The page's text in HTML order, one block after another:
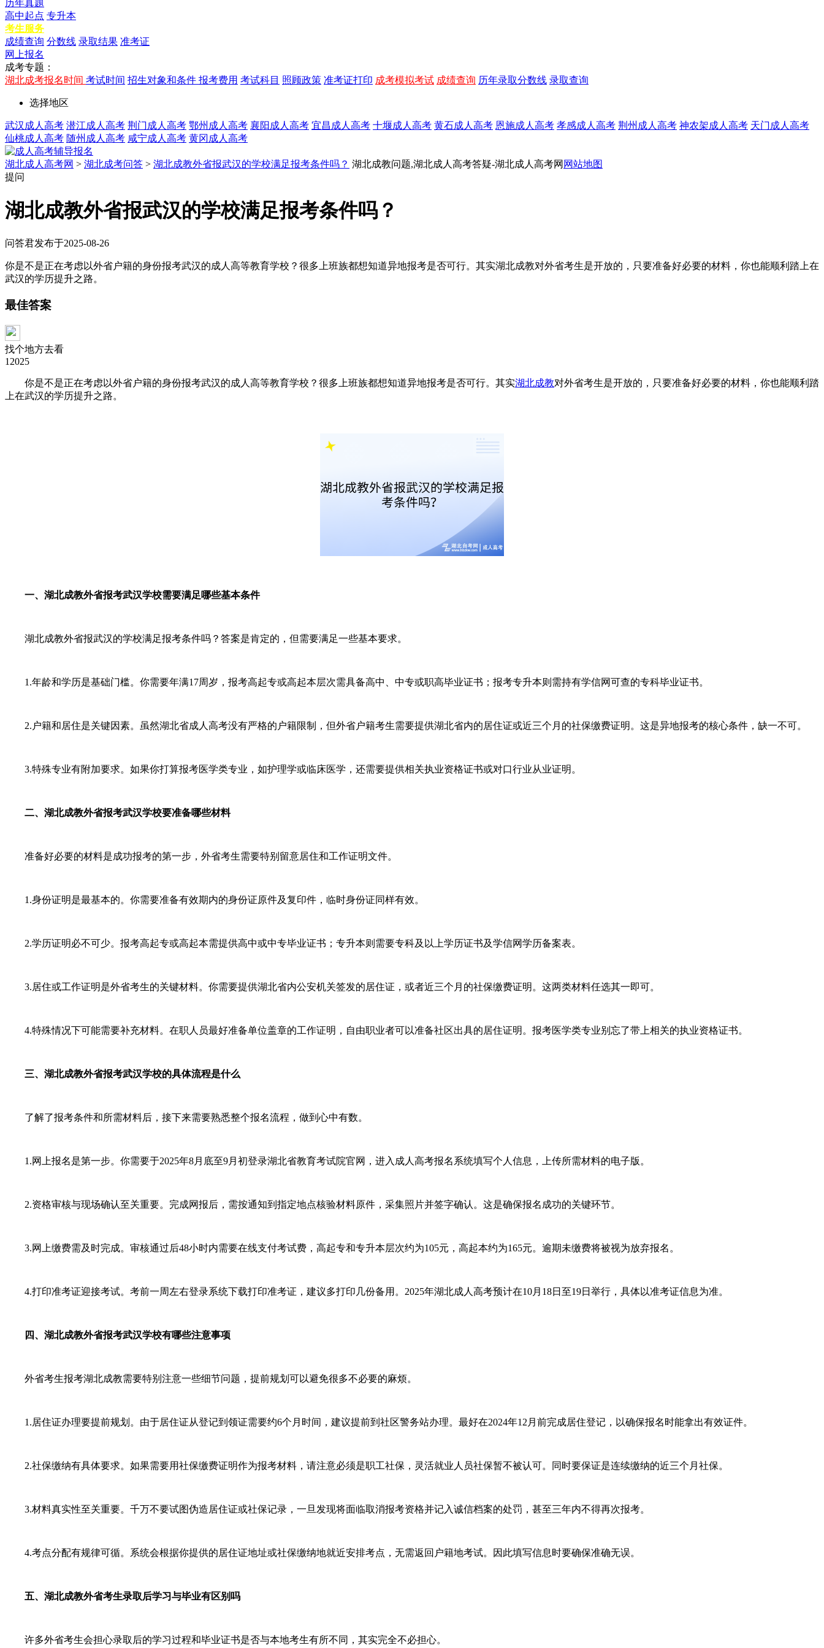
历年真题
高中起点 专升本
考生服务
成绩查询 分数线 录取结果 准考证
网上报名
成考专题：
湖北成考报名时间 考试时间 招生对象和条件 报考费用 考试科目 照顾政策 准考证打印 成考模拟考试 成绩查询 历年录取分数线 录取查询
选择地区
武汉成人高考 潜江成人高考 荆门成人高考 鄂州成人高考 襄阳成人高考 宜昌成人高考 十堰成人高考 黄石成人高考 恩施成人高考 孝感成人高考 荆州成人高考 神农架成人高考 天门成人高考
仙桃成人高考 随州成人高考 咸宁成人高考 黄冈成人高考
湖北成人高考网 > 湖北成考问答 > 湖北成教外省报武汉的学校满足报考条件吗？ 湖北成教问题,湖北成人高考答疑-湖北成人高考网 网站地图
提问
湖北成教外省报武汉的学校满足报考条件吗？
问答君发布于2025-08-26
你是不是正在考虑以外省户籍的身份报考武汉的成人高等教育学校？很多上班族都想知道异地报考是否可行。其实湖北成教对外省考生是开放的，只要准备好必要的材料，你也能顺利踏上在
武汉的学历提升之路。
最佳答案
找个地方去看
12025
你是不是正在考虑以外省户籍的身份报考武汉的成人高等教育学校？很多上班族都想知道异地报考是否可行。其实湖北成教对外省考生是开放的，只要准备好必要的材料，你也能顺利踏
上在武汉的学历提升之路。
一、湖北成教外省报考武汉学校需要满足哪些基本条件
湖北成教外省报武汉的学校满足报考条件吗？答案是肯定的，但需要满足一些基本要求。
1.年龄和学历是基础门槛。你需要年满17周岁，报考高起专或高起本层次需具备高中、中专或职高毕业证书；报考专升本则需持有学信网可查的专科毕业证书。
2.户籍和居住是关键因素。虽然湖北省成人高考没有严格的户籍限制，但外省户籍考生需要提供湖北省内的居住证或近三个月的社保缴费证明。这是异地报考的核心条件，缺一不可。
3.特殊专业有附加要求。如果你打算报考医学类专业，如护理学或临床医学，还需要提供相关执业资格证书或对口行业从业证明。
二、湖北成教外省报考武汉学校要准备哪些材料
准备好必要的材料是成功报考的第一步，外省考生需要特别留意居住和工作证明文件。
1.身份证明是最基本的。你需要准备有效期内的身份证原件及复印件，临时身份证同样有效。
2.学历证明必不可少。报考高起专或高起本需提供高中或中专毕业证书；专升本则需要专科及以上学历证书及学信网学历备案表。
3.居住或工作证明是外省考生的关键材料。你需要提供湖北省内公安机关签发的居住证，或者近三个月的社保缴费证明。这两类材料任选其一即可。
4.特殊情况下可能需要补充材料。在职人员最好准备单位盖章的工作证明，自由职业者可以准备社区出具的居住证明。报考医学类专业别忘了带上相关的执业资格证书。
三、湖北成教外省报考武汉学校的具体流程是什么
了解了报考条件和所需材料后，接下来需要熟悉整个报名流程，做到心中有数。
1.网上报名是第一步。你需要于2025年8月底至9月初登录湖北省教育考试院官网，进入成人高考报名系统填写个人信息，上传所需材料的电子版。
2.资格审核与现场确认至关重要。完成网报后，需按通知到指定地点核验材料原件，采集照片并签字确认。这是确保报名成功的关键环节。
3.网上缴费需及时完成。审核通过后48小时内需要在线支付考试费，高起专和专升本层次约为105元，高起本约为165元。逾期未缴费将被视为放弃报名。
4.打印准考证迎接考试。考前一周左右登录系统下载打印准考证，建议多打印几份备用。2025年湖北成人高考预计在10月18日至19日举行，具体以准考证信息为准。
四、湖北成教外省报考武汉学校有哪些注意事项
外省考生报考湖北成教需要特别注意一些细节问题，提前规划可以避免很多不必要的麻烦。
1.居住证办理要提前规划。由于居住证从登记到领证需要约6个月时间，建议提前到社区警务站办理。最好在2024年12月前完成居住登记，以确保报名时能拿出有效证件。
2.社保缴纳有具体要求。如果需要用社保缴费证明作为报考材料，请注意必须是职工社保，灵活就业人员社保暂不被认可。同时要保证是连续缴纳的近三个月社保。
3.材料真实性至关重要。千万不要试图伪造居住证或社保记录，一旦发现将面临取消报考资格并记入诚信档案的处罚，甚至三年内不得再次报考。
4.考点分配有规律可循。系统会根据你提供的居住证地址或社保缴纳地就近安排考点，无需返回户籍地考试。因此填写信息时要确保准确无误。
五、湖北成教外省考生录取后学习与毕业有区别吗
许多外省考生会担心录取后的学习过程和毕业证书是否与本地考生有所不同，其实完全不必担心。